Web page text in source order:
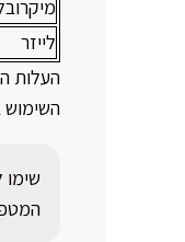
לייזר
העלות
השימוש